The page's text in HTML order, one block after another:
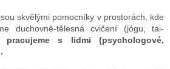
i
s
u
skvělými pomocníky v prostorách, kde
duchovně-tělesná cvičení (jógu, tai-
pracujeme s lidmi (psychologové,